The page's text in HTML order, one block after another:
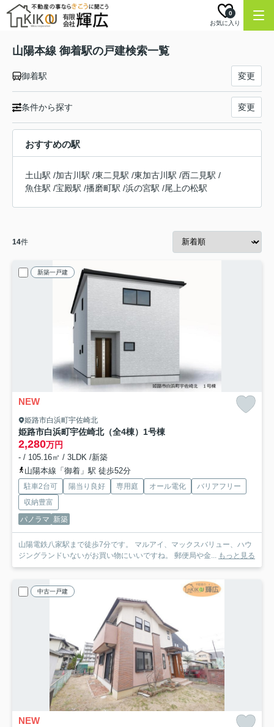
お気に入り
0
山陽本線 御着駅の戸建検索一覧
御着駅 変更
条件から探す 変更
おすすめの駅
土山駅 /加古川駅 /東二見駅 /東加古川駅 /西二見駅 /
魚住駅 /宝殿駅 /播磨町駅 /浜の宮駅 /尾上の松駅
14件
新築一戸建
NEW
姫路市白浜町宇佐崎北
姫路市白浜町宇佐崎北（全4棟）1号棟
2,280万円
- / 105.16㎡ / 3LDK /新築
山陽本線「御着」駅 徒歩52分
駐車2台可 陽当り良好 専用庭 オール電化
バリアフリー
収納豊富
パノラマ 新築
山陽電鉄八家駅まで徒歩7分です。 マルアイ、マックスバリュー、ハウ
ジングランドいないがお買い物にいいですね。 郵便局や金... もっと見る
中古一戸建
NEW